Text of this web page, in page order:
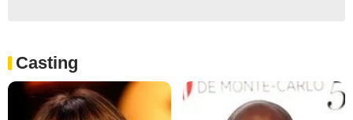
Casting